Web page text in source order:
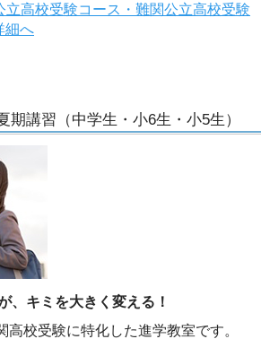
立高校受験コース・難関公立高校受験
細へ
期講習（中学生・小6生・小5生）
、キミを大きく変える！
高校受験に特化した進学教室です。